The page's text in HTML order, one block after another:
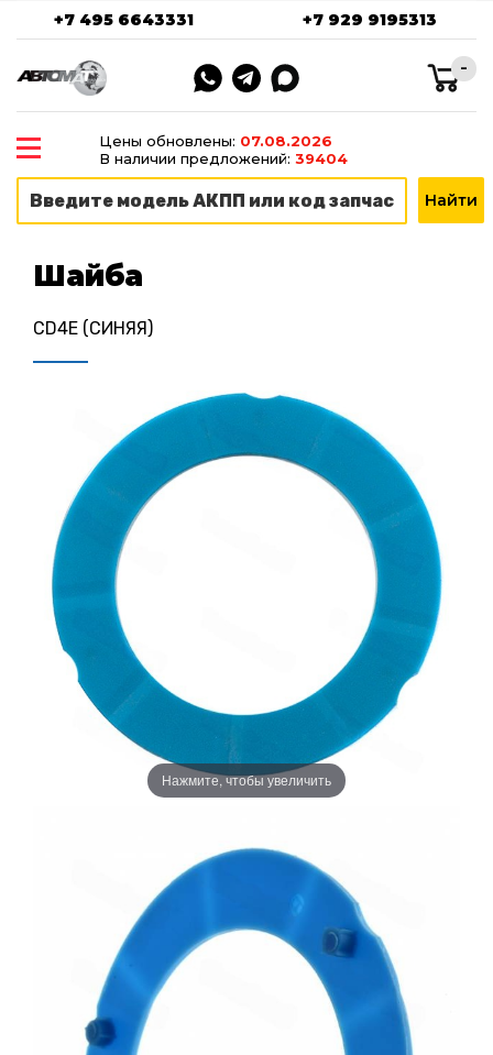
+7 495 6643331 +7 929 9195313
-
Цены обновлены: 07.08.2026
В наличии предложений: 39404
Шайба
CD4E (СИНЯЯ)
Нажмите, чтобы увеличить